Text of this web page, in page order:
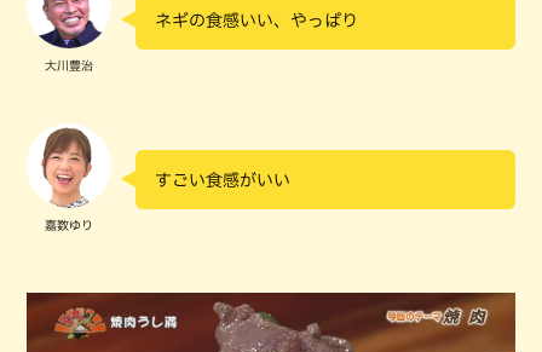
大川豊治
ネギの食感いい、やっぱり
嘉数ゆり
すごい食感がいい